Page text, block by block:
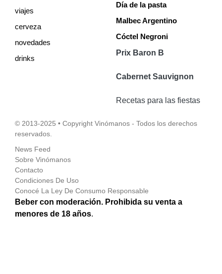
viajes
cerveza
novedades
drinks
Día de la pasta
Malbec Argentino
Cóctel Negroni
Prix Baron B
Cabernet Sauvignon
Recetas para las fiestas
© 2013-2025 • Copyright Vinómanos - Todos los derechos
reservados.
News Feed
Sobre Vinómanos
Contacto
Condiciones De Uso
Conocé La Ley De Consumo Responsable
Beber con moderación. Prohibida su venta a
menores de 18 años.